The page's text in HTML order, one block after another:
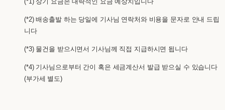
(*2) 배송출발 하는 당일에 기사님 연락처와 비용을 문자로 안내 드립
니다
(*3) 물건을 받으시면서 기사님께 직접 지급하시면 됩니다
(*4) 기사님으로부터 간이 혹은 세금계산서 발급 받으실 수 있습니다
(부가세 별도)